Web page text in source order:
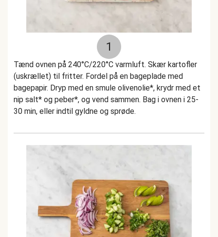
1
Tænd ovnen på 240°C/220°C varmluft. Skær kartofler
(uskrællet) til fritter. Fordel på en bageplade med
bagepapir. Dryp med en smule olivenolie*, krydr med et
nip salt* og peber*, og vend sammen. Bag i ovnen i 25-
30 min, eller indtil gyldne og sprøde.